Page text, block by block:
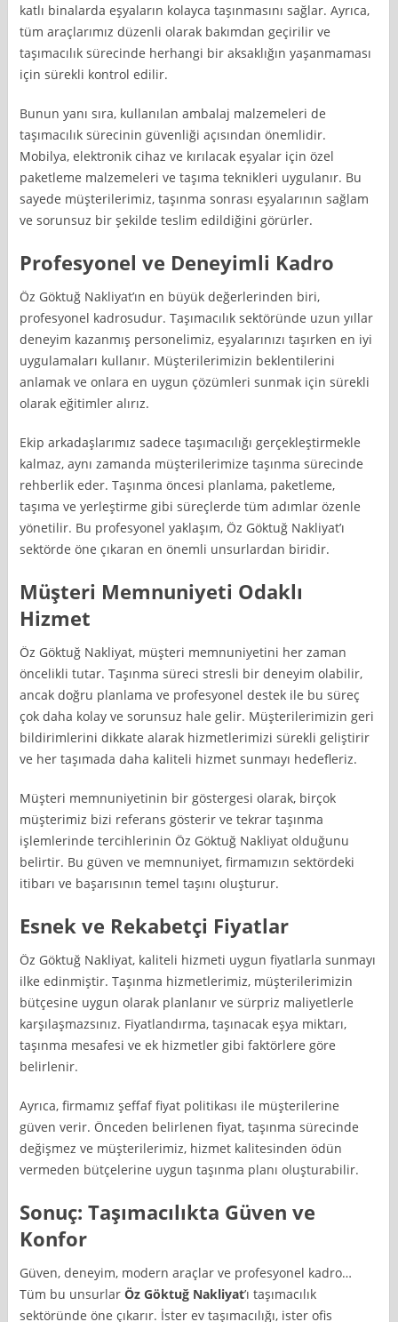
katlı binalarda eşyaların kolayca taşınmasını sağlar. Ayrıca,
tüm araçlarımız düzenli olarak bakımdan geçirilir ve
taşımacılık sürecinde herhangi bir aksaklığın yaşanmaması
için sürekli kontrol edilir.
Bunun yanı sıra, kullanılan ambalaj malzemeleri de
taşımacılık sürecinin güvenliği açısından önemlidir.
Mobilya, elektronik cihaz ve kırılacak eşyalar için özel
paketleme malzemeleri ve taşıma teknikleri uygulanır. Bu
sayede müşterilerimiz, taşınma sonrası eşyalarının sağlam
ve sorunsuz bir şekilde teslim edildiğini görürler.
Profesyonel ve Deneyimli Kadro
Öz Göktuğ Nakliyat’ın en büyük değerlerinden biri,
profesyonel kadrosudur. Taşımacılık sektöründe uzun yıllar
deneyim kazanmış personelimiz, eşyalarınızı taşırken en iyi
uygulamaları kullanır. Müşterilerimizin beklentilerini
anlamak ve onlara en uygun çözümleri sunmak için sürekli
olarak eğitimler alırız.
Ekip arkadaşlarımız sadece taşımacılığı gerçekleştirmekle
kalmaz, aynı zamanda müşterilerimize taşınma sürecinde
rehberlik eder. Taşınma öncesi planlama, paketleme,
taşıma ve yerleştirme gibi süreçlerde tüm adımlar özenle
yönetilir. Bu profesyonel yaklaşım, Öz Göktuğ Nakliyat’ı
sektörde öne çıkaran en önemli unsurlardan biridir.
Müşteri Memnuniyeti Odaklı
Hizmet
Öz Göktuğ Nakliyat, müşteri memnuniyetini her zaman
öncelikli tutar. Taşınma süreci stresli bir deneyim olabilir,
ancak doğru planlama ve profesyonel destek ile bu süreç
çok daha kolay ve sorunsuz hale gelir. Müşterilerimizin geri
bildirimlerini dikkate alarak hizmetlerimizi sürekli geliştirir
ve her taşımada daha kaliteli hizmet sunmayı hedefleriz.
Müşteri memnuniyetinin bir göstergesi olarak, birçok
müşterimiz bizi referans gösterir ve tekrar taşınma
işlemlerinde tercihlerinin Öz Göktuğ Nakliyat olduğunu
belirtir. Bu güven ve memnuniyet, firmamızın sektördeki
itibarı ve başarısının temel taşını oluşturur.
Esnek ve Rekabetçi Fiyatlar
Öz Göktuğ Nakliyat, kaliteli hizmeti uygun fiyatlarla sunmayı
ilke edinmiştir. Taşınma hizmetlerimiz, müşterilerimizin
bütçesine uygun olarak planlanır ve sürpriz maliyetlerle
karşılaşmazsınız. Fiyatlandırma, taşınacak eşya miktarı,
taşınma mesafesi ve ek hizmetler gibi faktörlere göre
belirlenir.
Ayrıca, firmamız şeffaf fiyat politikası ile müşterilerine
güven verir. Önceden belirlenen fiyat, taşınma sürecinde
değişmez ve müşterilerimiz, hizmet kalitesinden ödün
vermeden bütçelerine uygun taşınma planı oluşturabilir.
Sonuç: Taşımacılıkta Güven ve
Konfor
Güven, deneyim, modern araçlar ve profesyonel kadro…
Tüm bu unsurlarÖz Göktuğ Nakliyat’ı taşımacılık
sektöründe öne çıkarır. İster ev taşımacılığı, ister ofis